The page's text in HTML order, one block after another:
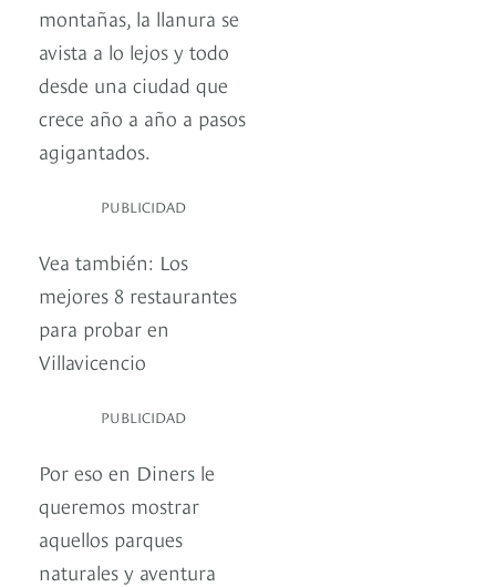
montañas, la llanura se
avista a lo lejos y todo
desde una ciudad que
crece año a año a pasos
agigantados.
PUBLICIDAD
Vea también: Los
mejores 8 restaurantes
para probar en
Villavicencio
PUBLICIDAD
Por eso en Diners le
queremos mostrar
aquellos parques
naturales y aventura